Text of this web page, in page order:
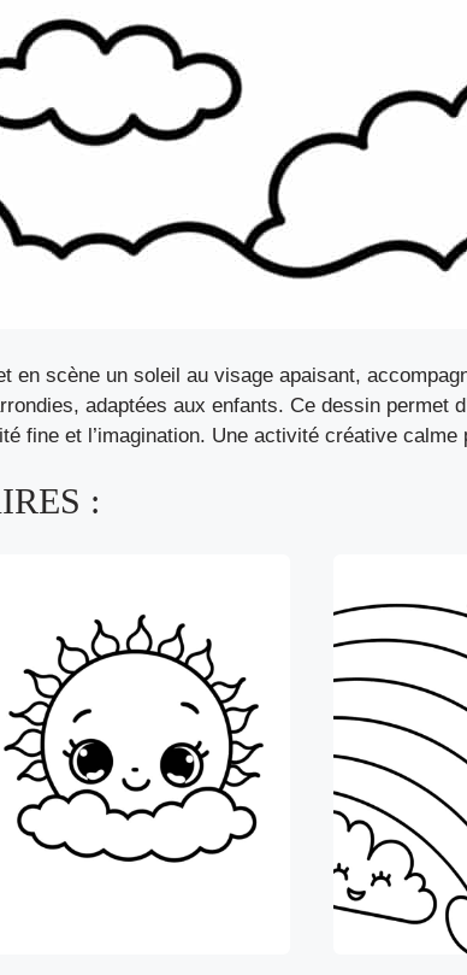
en scène un soleil au visage apaisant,
adaptées aux enfants. Ce dessin permet
fine et l’imagination. Une activité créative calme
: